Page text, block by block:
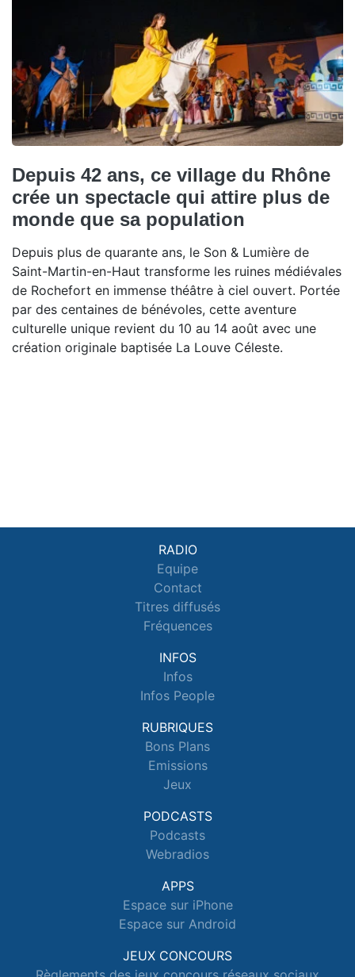
Depuis 42 ans, ce village du Rhône
crée un spectacle qui attire plus de
monde que sa population
Depuis plus de quarante ans, le Son & Lumière de
Saint-Martin-en-Haut transforme les ruines médiévales
de Rochefort en immense théâtre à ciel ouvert. Portée
par des centaines de bénévoles, cette aventure
culturelle unique revient du 10 au 14 août avec une
création originale baptisée La Louve Céleste.
RADIO
Equipe
Contact
Titres diffusés
Fréquences
INFOS
Infos
Infos People
RUBRIQUES
Bons Plans
Emissions
Jeux
PODCASTS
Podcasts
Webradios
APPS
Espace sur iPhone
Espace sur Android
JEUX CONCOURS